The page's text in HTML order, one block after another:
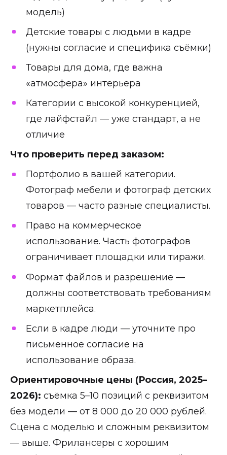
модель)
Детские товары с людьми в кадре
(нужны согласие и специфика съёмки)
Товары для дома, где важна
«атмосфера» интерьера
Категории с высокой конкуренцией,
где лайфстайл — уже стандарт, а не
отличие
Что проверить перед заказом:
Портфолио в вашей категории.
Фотограф мебели и фотограф детских
товаров — часто разные специалисты.
Право на коммерческое
использование. Часть фотографов
ограничивает площадки или тиражи.
Формат файлов и разрешение —
должны соответствовать требованиям
маркетплейса.
Если в кадре люди — уточните про
письменное согласие на
использование образа.
Ориентировочные цены (Россия, 2025–
2026): съёмка 5–10 позиций с реквизитом
без модели — от 8 000 до 20 000 рублей.
Сцена с моделью и сложным реквизитом
— выше. Фрилансеры с хорошим